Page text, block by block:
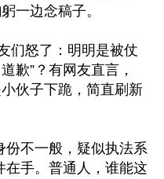
一边念稿子。
们怒了：明明是被仗
歉”？有网友直言，
伙子下跪，简直刷新
份不一般，疑似执法系
在手。普通人，谁能这